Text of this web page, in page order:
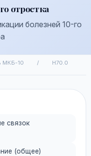
отростка
болезней 10-го
МКБ-10 / H70.0
связок
(общее)